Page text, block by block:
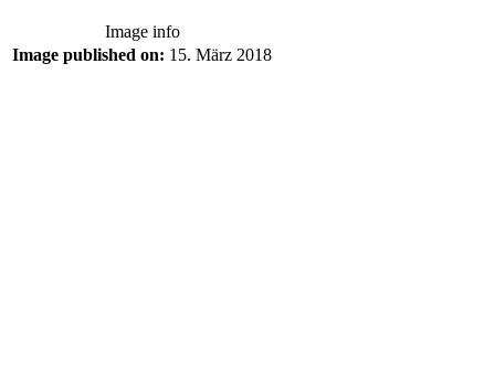
Image info
Image published on: 15. März 2018